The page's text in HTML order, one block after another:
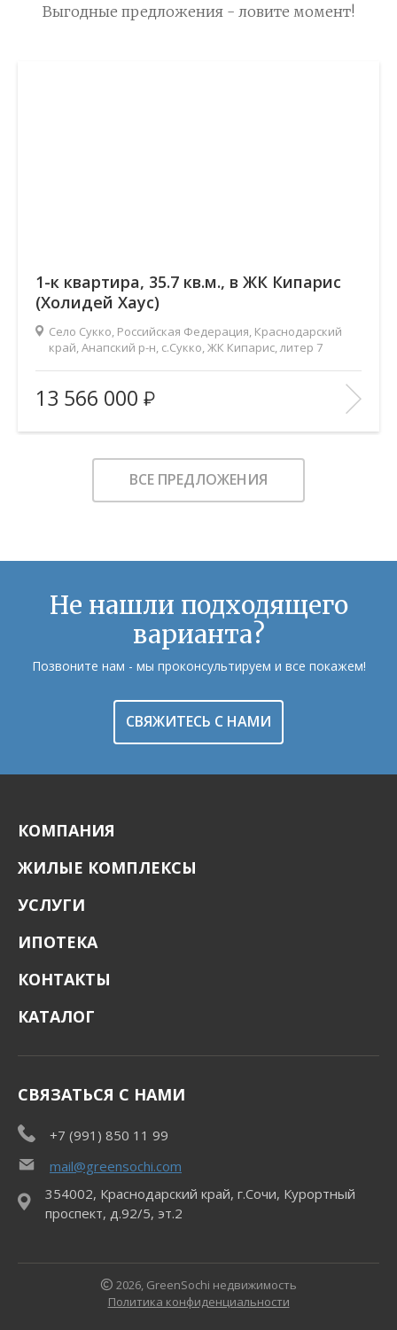
Выгодные предложения - ловите момент!
1-к квартира, 35.7 кв.м., в ЖК Кипарис
(Холидей Хаус)
Село Сукко, Российская Федерация, Краснодарский
край, Анапский р-н, с.Сукко, ЖК Кипарис, литер 7
Площадь (общ/жил/кух), м2:
35.7/10.4/15.8
Количество комнат:
1
Этаж:
1/8
В ИЗБРАННОЕ
13 566 000
ВСЕ ПРЕДЛОЖЕНИЯ
Не нашли подходящего
варианта?
Позвоните нам - мы проконсультируем и все покажем!
СВЯЖИТЕСЬ С НАМИ
КОМПАНИЯ
ЖИЛЫЕ КОМПЛЕКСЫ
УСЛУГИ
ИПОТЕКА
КОНТАКТЫ
КАТАЛОГ
СВЯЗАТЬСЯ С НАМИ
+7 (991) 850 11 99
mail@greensochi.com
354002, Краснодарский край, г.Сочи, Курортный
проспект, д.92/5, эт.2
2026, GreenSochi недвижимость
Политика конфиденциальности